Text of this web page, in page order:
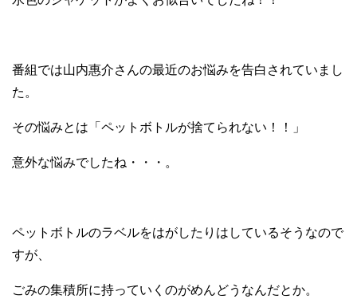
番組では山内惠介さんの最近のお悩みを告白されていまし
た。
その悩みとは「ペットボトルが捨てられない！！」
意外な悩みでしたね・・・。
ペットボトルのラベルをはがしたりはしているそうなので
すが、
ごみの集積所に持っていくのがめんどうなんだとか。